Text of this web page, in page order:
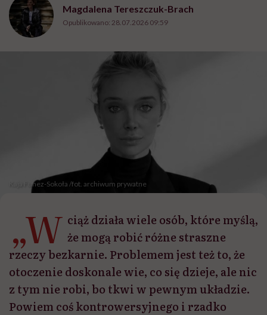
Magdalena Tereszczuk-Brach
Opublikowano: 28.07.2026 09:59
Kaja Funez-Sokoła /fot. archiwum prywatne
„W ciąż działa wiele osób, które myślą,
że mogą robić różne straszne
rzeczy bezkarnie. Problemem jest też to, że
otoczenie doskonale wie, co się dzieje, ale nic
z tym nie robi, bo tkwi w pewnym układzie.
Powiem coś kontrowersyjnego i rzadko